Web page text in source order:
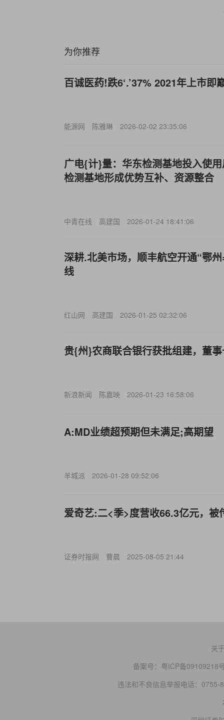
为你推荐
百诚医药!跌6‘.’37% 2021年上市即
能源网 陈雅琳 2026-02-02 23:35:06
广电{计}量：华东检测基地投入使
检测基地形成优势互补、资源整合
中青在线 高建国 2026-01-24 18:41:06
深耕.北美市场，顺丰航空开通“鄂
线
红山网 高建国 2026-01-25 02:32:06
贵{州}农商联合银行获批组建，董
新浪新闻 陈嘉映 2026-01-23 16:58:06
A:MD业绩超预期但未满足;高期望
羊城派 2026-01-28 09:52:06
爱奇艺:二<季>度营收66.3亿元，被
证券时报网 曹晨 2025-08-05 21:44
关
备案号： 粤ICP备09109218
违法和不良信息举报电话：0755-